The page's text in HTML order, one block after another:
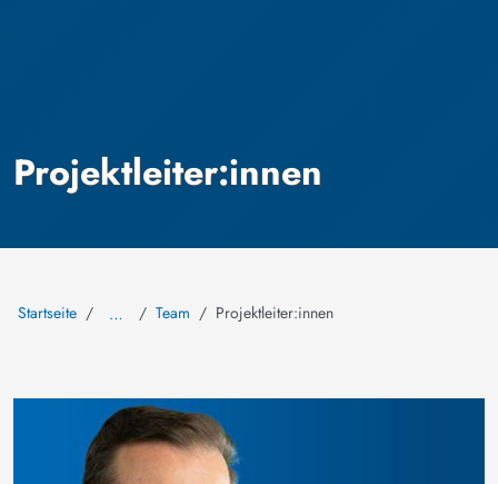
Projektleiter:innen
Startseite … Team Projektleiter:innen